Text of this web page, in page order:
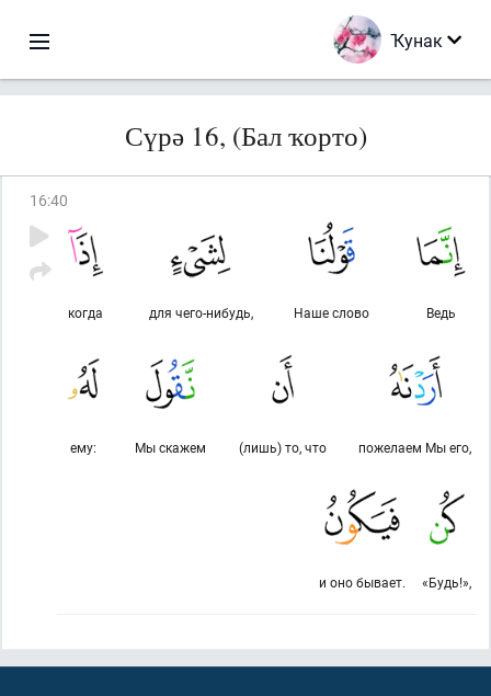
Ҡунак
Сүрә 16, (Бал ҡорто)
16:40
Ведь
Наше слово
для чего-нибудь,
когда
пожелаем Мы его,
(лишь) то, что
Мы скажем
ему:
«Будь!»,
и оно бывает.